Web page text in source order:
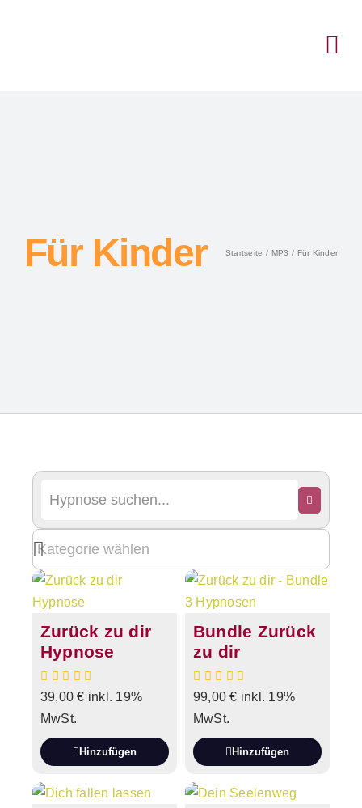
Für Kinder Startseite MP3 Für Kinder
Zurück zu dir
Hypnose
39,00€ inkl. 19%
MwSt.
Hinzufügen
Bundle Zurück
zu dir
99,00€ inkl. 19%
MwSt.
Hinzufügen